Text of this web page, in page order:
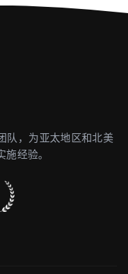
，为亚太地区和北美
经验。